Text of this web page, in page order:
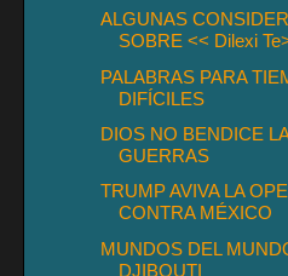
ALGUNAS
SOBRE << Dilexi
PALABRAS PARA
DIFÍCILES
DIOS NO BENDICE
GUERRAS
TRUMP AVIVA LA
CONTRA MÉXICO
MUNDOS DEL
DJIBOUTI